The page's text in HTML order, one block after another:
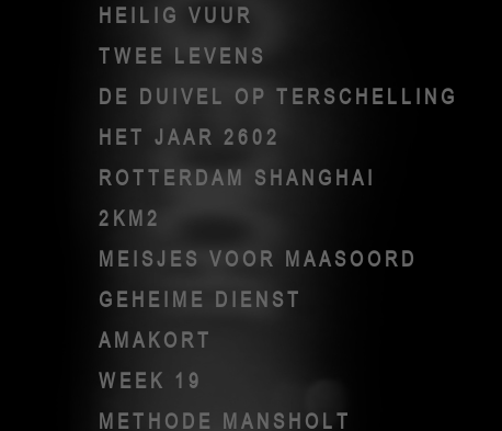
HEILIG VUUR
TWEE LEVENS
DE DUIVEL OP TERSCHELLING
HET JAAR 2602
ROTTERDAM SHANGHAI
2KM2
MEISJES VOOR MAASOORD
GEHEIME DIENST
AMAKORT
WEEK 19
METHODE MANSHOLT